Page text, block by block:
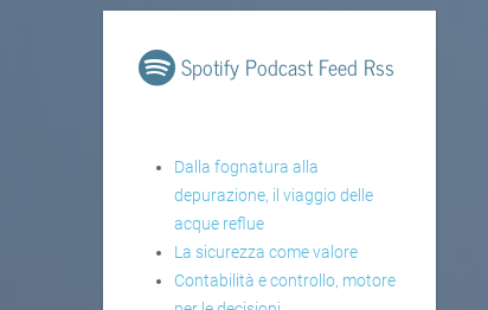
Spotify Podcast Feed Rss
Dalla fognatura alla
depurazione, il viaggio delle
acque reflue
La sicurezza come valore
Contabilità e controllo, motore